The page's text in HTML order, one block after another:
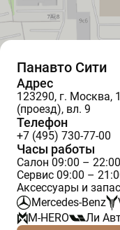
Панавто Сити
Адрес
123290, г. Москва,
(проезд), вл. 9
Телефон
+7 (495) 730-77-00
Часы работы
Салон 09:00 – 22:00
Сервис 09:00 –
Аксессуары и
Mercedes-Benz
M-HERO
Ли